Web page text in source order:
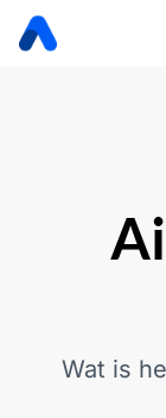
Wat is